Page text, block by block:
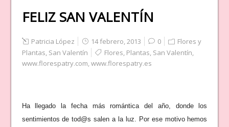
FELIZ SAN VALENTÍN
Patricia López 14 febrero, 2013 0
Flores y
Plantas, San Valentín Flores, Plantas, San Valentín,
www.florespatry.com,www.florespatry.es
Ha llegado la fecha más romántica del año, donde
los
sentimientos de tod@ssalen a la luz. Por ese motivo hemos